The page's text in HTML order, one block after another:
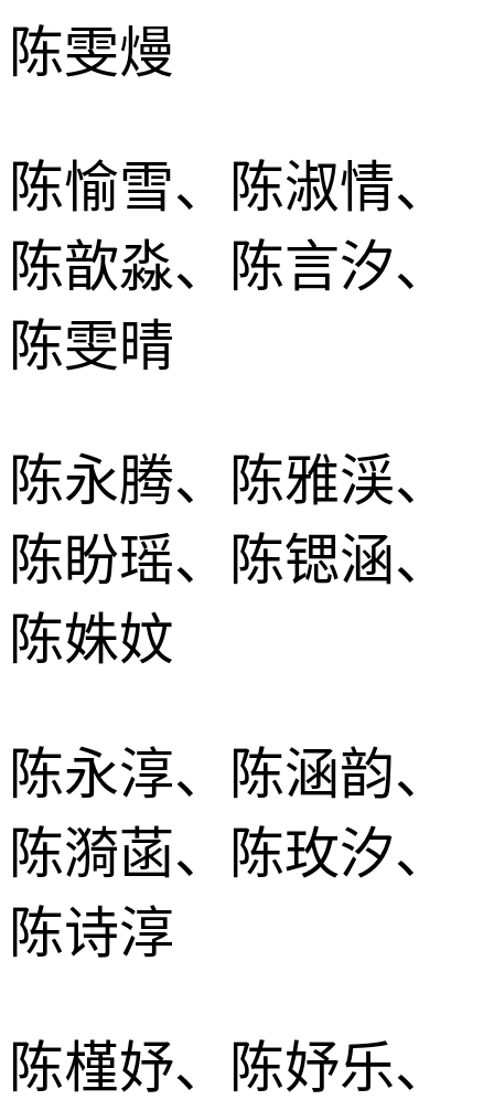
陈雯熳
陈愉雪、陈淑情、
陈歆淼、陈言汐、
陈雯晴
陈永腾、陈雅渓、
陈盼瑶、陈锶涵、
陈姝妏
陈永淳、陈涵韵、
陈漪菡、陈玫汐、
陈诗淳
陈槿妤、陈妤乐、